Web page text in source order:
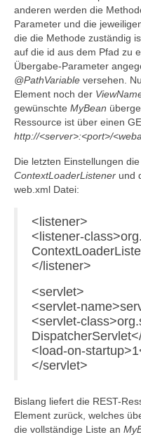
anderen werden die
Parameter und die
die die Methode zuständig
auf die id aus dem Pfad zu
Übergabe-Parameter
@PathVariable versehen.
Element noch der
gewünschte MyBean
Ressource ist über einen
http://<server>:<port>/
Die letzten Einstellungen
ContextLoaderListener und
web.xml Datei:
<listener>
<listener-
</listener>
<servlet>
<servlet-
<servlet-
<load-on-
</servlet>
Bislang liefert die REST-
Element zurück, welches
die vollständige Liste an